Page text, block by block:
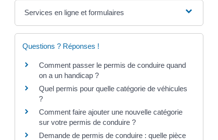
Services en ligne et formulaires
Questions ? Réponses !
Comment passer le permis de conduire quand
on a un handicap ?
Quel permis pour quelle catégorie de véhicules
?
Comment faire ajouter une nouvelle catégorie
sur votre permis de conduire ?
Demande de permis de conduire : quelle pièce